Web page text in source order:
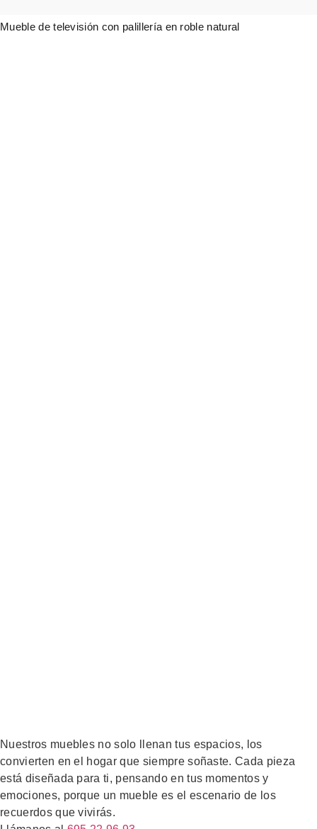
Mueble de televisión con palillería en roble natural
Nuestros muebles no solo llenan tus espacios, los
convierten en el hogar que siempre soñaste. Cada pieza
está diseñada para ti, pensando en tus momentos y
emociones, porque un mueble es el escenario de los
recuerdos que vivirás.